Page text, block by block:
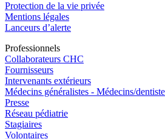
Protection de la vie privée
Mentions légales
Lanceurs d’alerte
Professionnels
Collaborateurs CHC
Fournisseurs
Intervenants extérieurs
Médecins généralistes - Médecins/
Presse
Réseau pédiatrie
Stagiaires
Volontaires